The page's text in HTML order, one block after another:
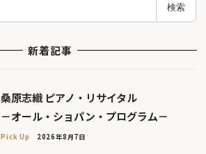
検索
新着記事
桑原志織 ピアノ・リサイタル
－オール・ショパン・プログラム－
Pick Up 2026年8月7日